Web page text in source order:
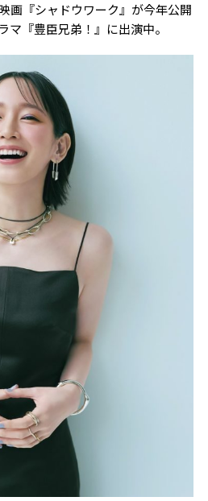
画『シャドウワーク』が今年公開
『豊臣兄弟！』に出演中。